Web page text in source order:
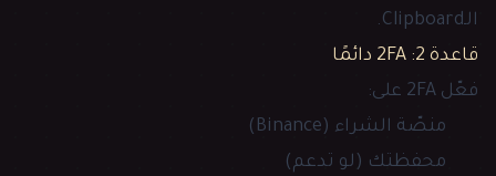
الـClipboard.
قاعدة 2: 2FA دائمًا
فعّل 2FA على:
منصّة الشراء (Binance)
محفظتك (لو تدعم)